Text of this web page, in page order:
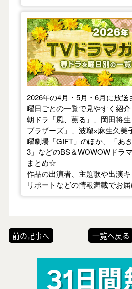
【2026年春】TVドラマガ
2026年の4月・5月・6月に放送
曜日ごとの一覧で見やすく紹介
朝ドラ「風、薫る」、岡田将
ブラザーズ」、波瑠×麻生久美
曜劇場「GIFT」のほか、「あ
3」などのBS＆WOWOWドラ
まとめ☆
作品の出演者、主題歌や出演
リポートなどの情報満載でお届
前の記事へ 一覧へ戻る